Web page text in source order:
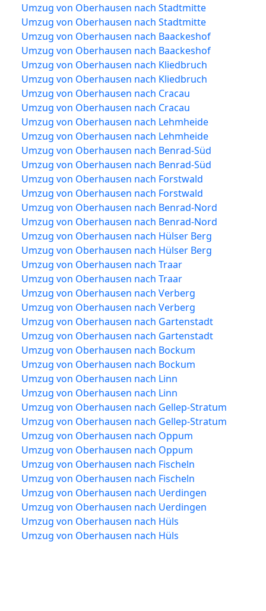
Umzug von Oberhausen nach Stadtmitte
Umzug von Oberhausen nach Stadtmitte
Umzug von Oberhausen nach Baackeshof
Umzug von Oberhausen nach Baackeshof
Umzug von Oberhausen nach Kliedbruch
Umzug von Oberhausen nach Kliedbruch
Umzug von Oberhausen nach Cracau
Umzug von Oberhausen nach Cracau
Umzug von Oberhausen nach Lehmheide
Umzug von Oberhausen nach Lehmheide
Umzug von Oberhausen nach Benrad-Süd
Umzug von Oberhausen nach Benrad-Süd
Umzug von Oberhausen nach Forstwald
Umzug von Oberhausen nach Forstwald
Umzug von Oberhausen nach Benrad-Nord
Umzug von Oberhausen nach Benrad-Nord
Umzug von Oberhausen nach Hülser Berg
Umzug von Oberhausen nach Hülser Berg
Umzug von Oberhausen nach Traar
Umzug von Oberhausen nach Traar
Umzug von Oberhausen nach Verberg
Umzug von Oberhausen nach Verberg
Umzug von Oberhausen nach Gartenstadt
Umzug von Oberhausen nach Gartenstadt
Umzug von Oberhausen nach Bockum
Umzug von Oberhausen nach Bockum
Umzug von Oberhausen nach Linn
Umzug von Oberhausen nach Linn
Umzug von Oberhausen nach Gellep-Stratum
Umzug von Oberhausen nach Gellep-Stratum
Umzug von Oberhausen nach Oppum
Umzug von Oberhausen nach Oppum
Umzug von Oberhausen nach Fischeln
Umzug von Oberhausen nach Fischeln
Umzug von Oberhausen nach Uerdingen
Umzug von Oberhausen nach Uerdingen
Umzug von Oberhausen nach Hüls
Umzug von Oberhausen nach Hüls